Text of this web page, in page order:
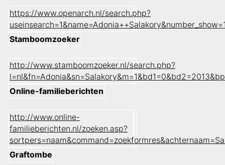
https://www.openarch.nl/search.php?
Stamboomzoeker
http://www.stamboomzoeker.nl/search.php?
Online-familieberichten
http://www.online-
familieberichten.nl/zoeken.asp?
Graftombe